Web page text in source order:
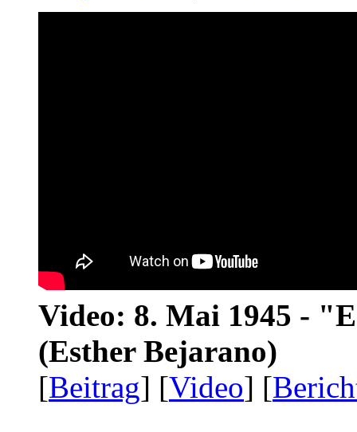
Video: 8. Mai 1945 -
(Esther Bejarano)
[Beitrag] [Video] [